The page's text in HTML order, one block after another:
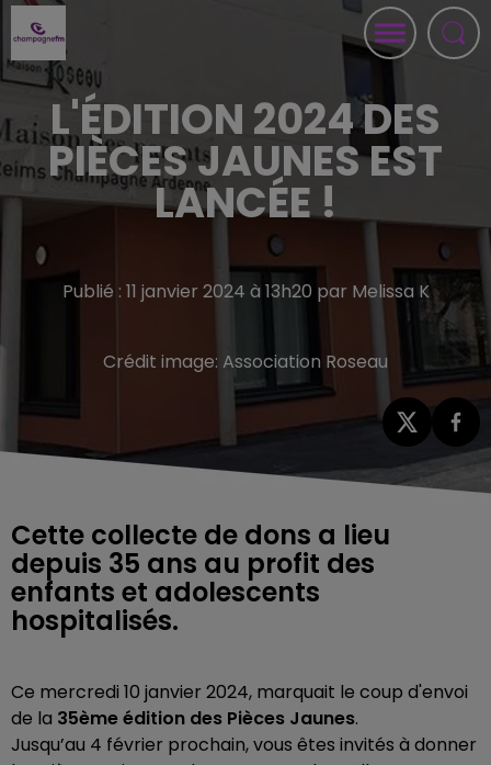
L'ÉDITION 2024 DES
PIÈCES JAUNES EST
LANCÉE !
Publié : 11 janvier 2024 à 13h20 par Melissa K
Crédit image: Association Roseau
Cette collecte de dons a lieu
depuis 35 ans au profit des
enfants et adolescents
hospitalisés.
Ce mercredi 10 janvier 2024, marquait le coup d'envoi
de la 35ème édition des Pièces Jaunes.
Jusqu’au 4 février prochain, vous êtes invités à donner